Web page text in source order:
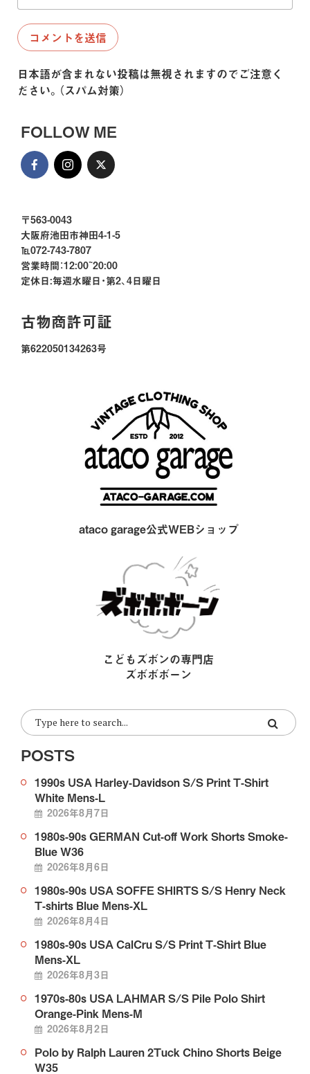
日本語が含まれない投稿は無視されますのでご注意く
ださい。（スパム対策）
FOLLOW ME
〒563-0043
大阪府池田市神田4-1-5
℡072-743-7807
営業時間：12:00~20:00
定休日:毎週水曜日・第2、4日曜日
古物商許可証
第622050134263号
ataco garage公式WEBショップ
こどもズボンの専門店
ズボボボーン
POSTS
1990s USA Harley-Davidson S/S Print T-Shirt
White Mens-L
2026年8月7日
1980s-90s GERMAN Cut-off Work Shorts Smoke-
Blue W36
2026年8月6日
1980s-90s USA SOFFE SHIRTS S/S Henry Neck
T-shirts Blue Mens-XL
2026年8月4日
1980s-90s USA CalCru S/S Print T-Shirt Blue
Mens-XL
2026年8月3日
1970s-80s USA LAHMAR S/S Pile Polo Shirt
Orange-Pink Mens-M
2026年8月2日
Polo by Ralph Lauren 2Tuck Chino Shorts Beige
W35